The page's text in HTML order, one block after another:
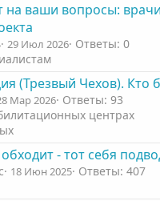
на ваши вопросы:
29 Июл 2026 Ответы: 0
(Трезвый Чехов). Кто
Мар 2026 Ответы: 93
центрах
- тот себя
18 Июн 2025 Ответы: 407